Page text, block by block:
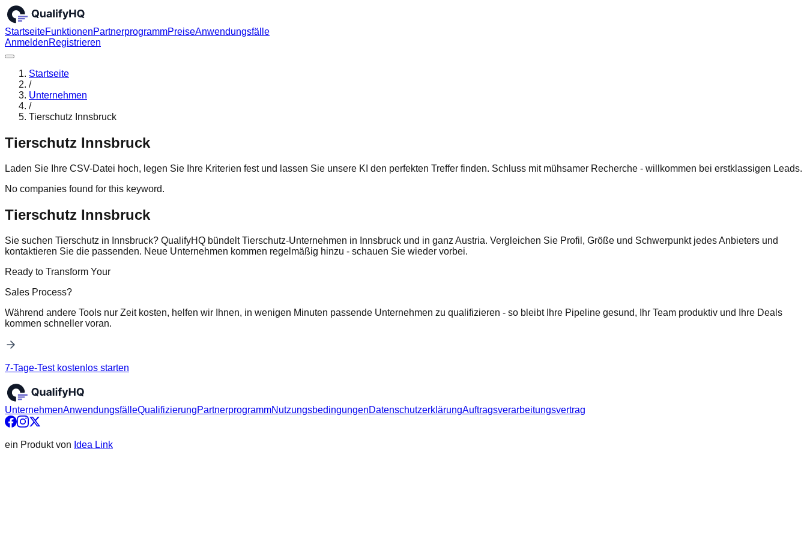
StartseiteFunktionenPartnerprogrammPreiseAnwendungsfälle
AnmeldenRegistrieren
Startseite
/
Unternehmen
/
Tierschutz Innsbruck
Tierschutz Innsbruck
Laden Sie Ihre CSV-Datei hoch, legen Sie Ihre Kriterien fest und lassen Sie unsere KI den perfekten Treffer finden. Schluss mit mühsamer Recherche - willkommen bei erstklassigen Leads.
No companies found for this keyword.
Tierschutz Innsbruck
Sie suchen Tierschutz in Innsbruck? QualifyHQ bündelt Tierschutz-Unternehmen in Innsbruck und in ganz Austria. Vergleichen Sie Profil, Größe und Schwerpunkt jedes Anbieters und
kontaktieren Sie die passenden. Neue Unternehmen kommen regelmäßig hinzu - schauen Sie wieder vorbei.
Ready to Transform Your
Sales Process?
Während andere Tools nur Zeit kosten, helfen wir Ihnen, in wenigen Minuten passende Unternehmen zu qualifizieren - so bleibt Ihre Pipeline gesund, Ihr Team produktiv und Ihre Deals
kommen schneller voran.
7-Tage-Test kostenlos starten
UnternehmenAnwendungsfälleQualifizierungPartnerprogrammNutzungsbedingungenDatenschutzerklärungAuftragsverarbeitungsvertrag
ein Produkt von Idea Link